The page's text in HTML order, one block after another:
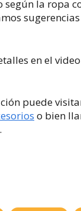
según la ropa
en el
puede
o bien